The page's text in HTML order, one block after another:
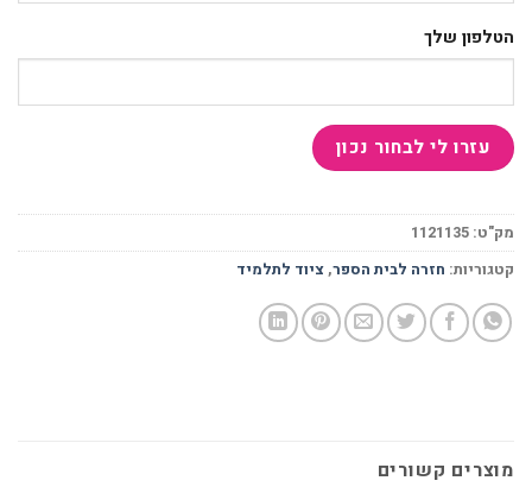
הטלפון שלך
מק"ט:1121135
קטגוריות:חזרה לבית הספר,ציוד לתלמיד
מוצרים קשורים